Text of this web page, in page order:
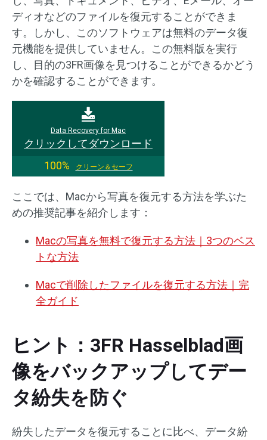
ディオなどのファイルを復元することができま
す。しかし、このソフトウェアは無料のデータ復
元機能を提供していません。この無料版を実行
し、目的の3FR画像を見つけることができるかどう
かを確認することができます。
Data Recovery for Mac
クリックしてダウンロード
100%
クリーン＆セーフ
ここでは、Macから写真を復元する方法を学ぶた
めの推奨記事を紹介します：
Macの写真を無料で復元する方法｜3つのベス
トな方法
Macで削除したファイルを復元する方法｜完
全ガイド
ヒント：3FR Hasselblad画
像をバックアップしてデー
タ紛失を防ぐ
紛失したデータを復元することに比べ、データ紛